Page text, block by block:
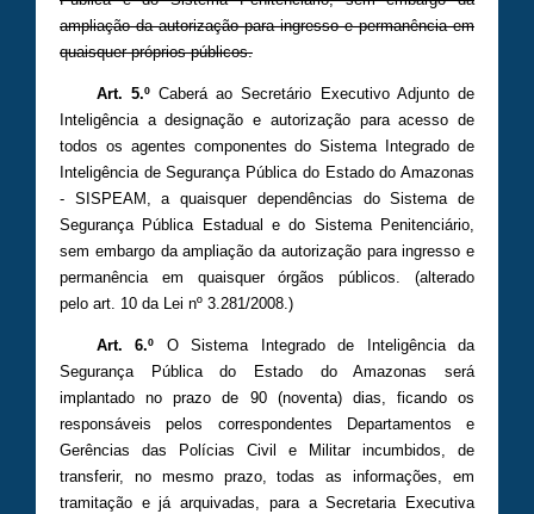
ampliação da autorização para ingresso e permanência em
quaisquer próprios públicos.
Art. 5.ºCaberá ao Secretário Executivo Adjunto de
Inteligência a designação e autorização para acesso de
todos os agentes componentes do Sistema Integrado de
Inteligência de Segurança Pública do Estado do Amazonas
- SISPEAM, a quaisquer dependências do Sistema de
Segurança Pública Estadual e do Sistema Penitenciário,
sem embargo da ampliação da autorização para ingresso e
permanência em quaisquer órgãos públicos. (alterado
pelo art. 10 da Lei nº 3.281/2008.)
Art. 6.º O Sistema Integrado de Inteligência da
Segurança Pública do Estado do Amazonas será
implantado no prazo de 90 (noventa) dias, ficando os
responsáveis pelos correspondentes Departamentos e
Gerências das Polícias Civil e Militar incumbidos, de
transferir, no mesmo prazo, todas as informações, em
tramitação e já arquivadas, para a Secretaria Executiva